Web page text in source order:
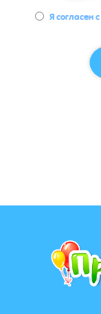
Я согласен с